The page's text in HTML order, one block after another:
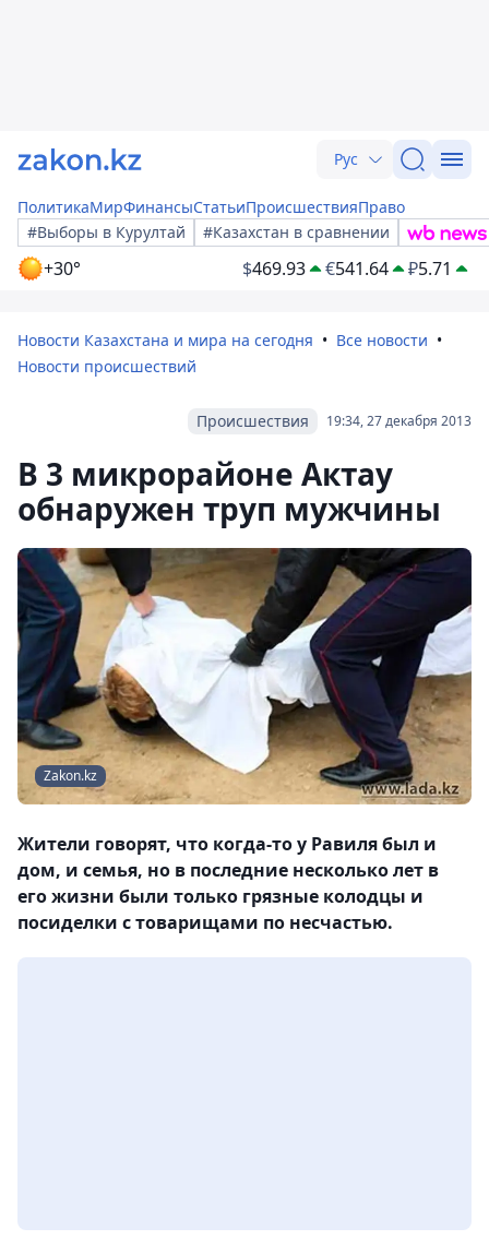
Рус
ПолитикаМирФинансыСтатьиПроисшествияПраво
#Выборы в Курултай
#Казахстан в сравнении
+30° $469.93 €541.64 ₽5.71
Новости Казахстана и мира на сегодня
Все новости
Новости происшествий
19:34, 27 декабря 2013
Происшествия
В 3 микрорайоне Актау
обнаружен труп мужчины
Zakon.kz
Жители говорят, что когда-то у Равиля был и
дом, и семья, но в последние несколько лет в
его жизни были только грязные колодцы и
посиделки с товарищами по несчастью.